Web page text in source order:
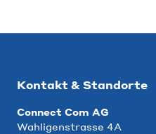
Kontakt & Standorte
Connect Com AG
Wahligenstrasse 4A